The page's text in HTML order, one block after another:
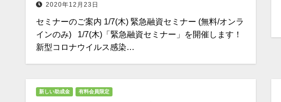
2020年12月23日
セミナーのご案内 1/7(木) 緊急融資セミナー (無料/オンラ
インのみ) 1/7(木)「緊急融資セミナー」を開催します！
新型コロナウイルス感染…
新しい助成金 有料会員限定